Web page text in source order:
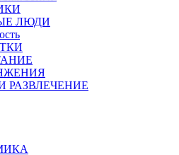
ЛЮДИ
РАЗВЛЕЧЕНИЕ